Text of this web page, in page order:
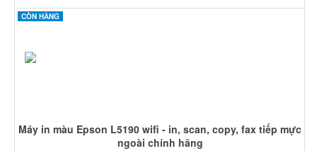
CÒN HÀNG
Máy in màu Epson L5190 wifi - in, scan, copy, fax tiếp mực
ngoài chính hãng